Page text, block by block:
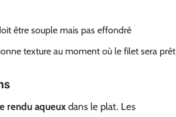
être souple mais pas effondré
texture au moment où le filet sera prêt
rendu aqueuxdans le plat. Les